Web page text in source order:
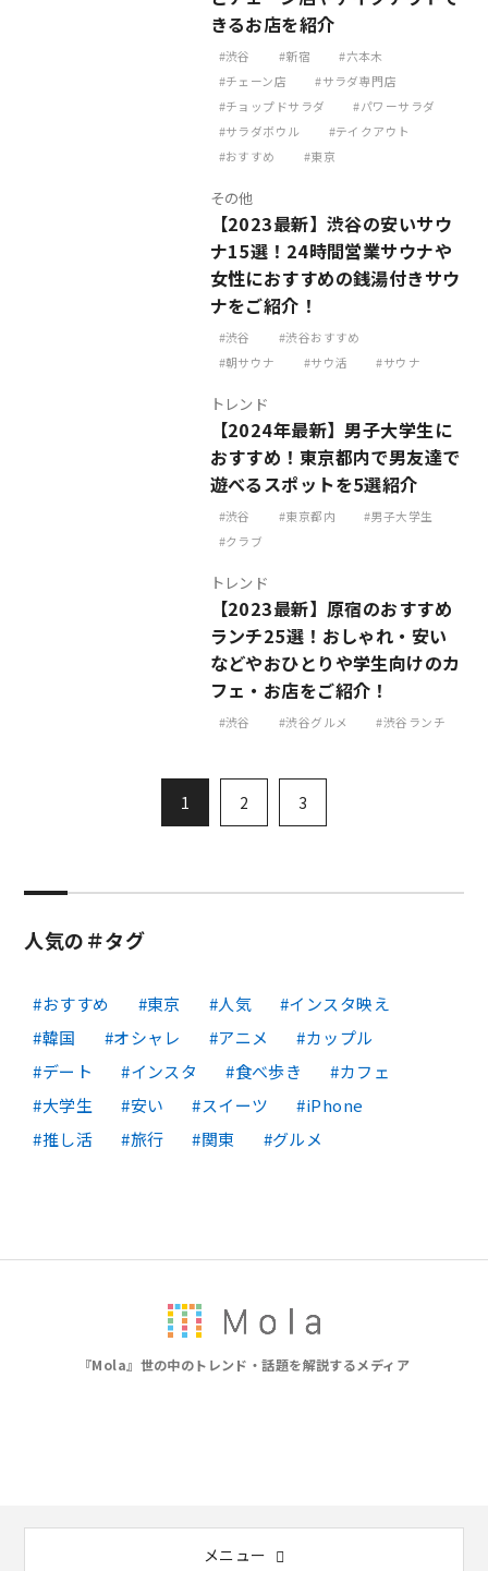
きるお店を紹介
渋谷 新宿
六本木
チェーン店
サラダ専門店
チョップドサラダ
パワーサラダ
サラダボウル
テイクアウト
おすすめ
東京
その他
【2023最新】渋谷の安いサウ
ナ15選！24時間営業サウナや
女性におすすめの銭湯付きサウ
ナをご紹介！
渋谷
渋谷おすすめ
朝サウナ
サウ活 サウナ
トレンド
【2024年最新】男子大学生に
おすすめ！東京都内で男友達で
遊べるスポットを5選紹介
渋谷 東京都内
男子大学生
クラブ
トレンド
【2023最新】原宿のおすすめ
ランチ25選！おしゃれ・安い
などやおひとりや学生向けのカ
フェ・お店をご紹介！
渋谷 渋谷グルメ 渋谷ランチ
1 2 3
人気の＃タグ
おすすめ 東京 人気
インスタ映え
韓国
オシャレ アニメ
カップル
デート
インスタ 食べ歩き
カフェ
大学生
安い スイーツ
iPhone
推し活
旅行 関東 グルメ
『Mola』世の中のトレンド・話題を解説するメディア
メニュー